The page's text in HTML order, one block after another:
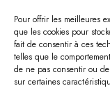
Pour offrir les meilleures
que les cookies pour
fait de consentir à ces
telles que le
de ne pas consentir ou
sur certaines
Bijouterie : 05
Mardi au